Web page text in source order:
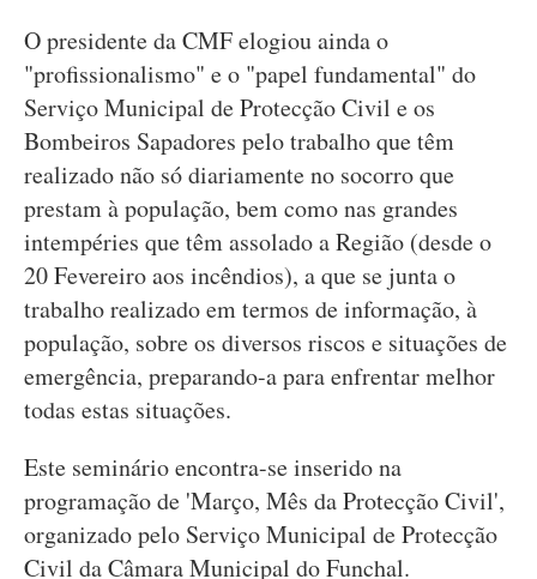
O presidente da CMF elogiou ainda o
"profissionalismo" e o "papel fundamental" do
Serviço Municipal de Protecção Civil e os
Bombeiros Sapadores pelo trabalho que têm
realizado não só diariamente no socorro que
prestam à população, bem como nas grandes
intempéries que têm assolado a Região (desde o
20 Fevereiro aos incêndios), a que se junta o
trabalho realizado em termos de informação, à
população, sobre os diversos riscos e situações de
emergência, preparando-a para enfrentar melhor
todas estas situações.
Este seminário encontra-se inserido na
programação de 'Março, Mês da Protecção Civil',
organizado pelo Serviço Municipal de Protecção
Civil da Câmara Municipal do Funchal.